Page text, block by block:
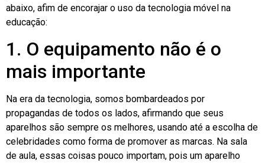
abaixo, afim de encorajar o uso da tecnologia móvel na
educação:
1. O equipamento não é o
mais importante
Na era da tecnologia, somos bombardeados por
propagandas de todos os lados, afirmando que seus
aparelhos são sempre os melhores, usando até a escolha de
celebridades como forma de promover as marcas. Na sala
de aula, essas coisas pouco importam, pois um aparelho